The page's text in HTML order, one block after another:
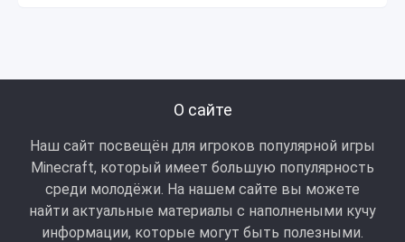
О сайте
Наш сайт посвещён для игроков популярной игры
Minecraft, который имеет большую популярность
среди молодёжи. На нашем сайте вы можете
найти актуальные материалы с наполнеными кучу
информации, которые могут быть полезными.